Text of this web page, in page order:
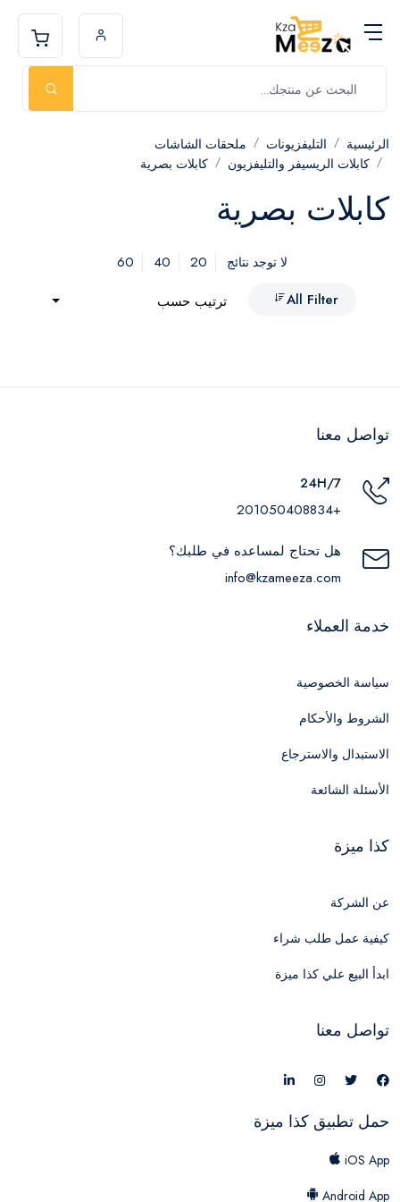
الرئيسية التليفزيونات
ملحقات الشاشات
كابلات الريسيفر والتليفزيون
كابلات بصرية
كابلات بصرية
لا توجد نتائج 20
40
60
All Filter
ترتيب حسب
تواصل معنا
24H/7
+201050408834
هل تحتاج لمساعده في طلبك؟
info@kzameeza.com
خدمة العملاء
سياسة الخصوصية
الشروط والأحكام
الاستبدال والاسترجاع
الأسئلة الشائعة
كذا ميزة
عن الشركة
كيفية عمل طلب شراء
ابدأ البيع علي كذا ميزة
تواصل معنا
حمل تطبيق كذا ميزة
iOS App
Android App